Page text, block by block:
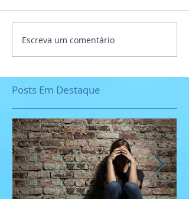
Escreva um comentário
Posts Em Destaque